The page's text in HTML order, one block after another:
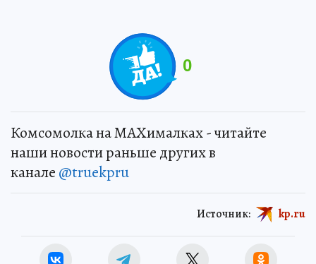
0
Комсомолка на MAXималках - читайте
наши новости раньше других в
канале @truekpru
Источник: kp.ru